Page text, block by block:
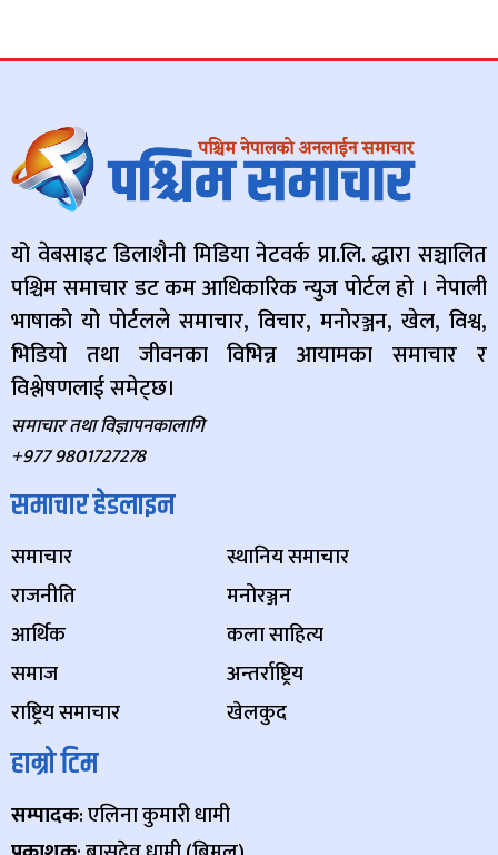
यो वेबसाइट डिलाशैनी मिडिया नेटवर्क प्रा.लि. द्धारा सञ्चालित
पश्चिम समाचार डट कम आधिकारिक न्युज पोर्टल हो । नेपाली
भाषाको यो पोर्टलले समाचार, विचार, मनोरञ्जन, खेल, विश्व,
भिडियो तथा जीवनका विभिन्न आयामका समाचार र
विश्लेषणलाई समेट्छ।
समाचार तथा विज्ञापनकालागि
+977 9801727278
समाचार हेडलाइन
समाचार
राजनीति
आर्थिक
समाज
राष्ट्रिय समाचार
स्थानिय समाचार
मनोरञ्जन
कला साहित्य
अन्तर्राष्ट्रिय
खेलकुद
हाम्रो टिम
सम्पादक: एलिना कुमारी धामी